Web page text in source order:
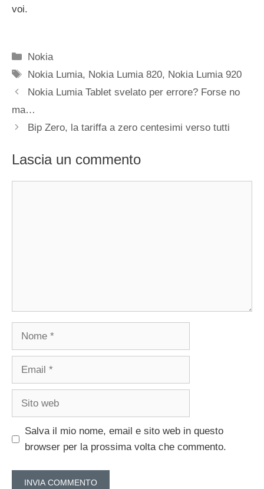
voi.
Categorie
Nokia
Tag
Nokia Lumia, Nokia Lumia 820, Nokia Lumia 920
Nokia Lumia Tablet svelato per errore? Forse no
ma…
Bip Zero, la tariffa a zero centesimi verso tutti
Lascia un commento
Nome
Email
Sito
Salva il mio nome, email e sito web in questo
browser per la prossima volta che commento.